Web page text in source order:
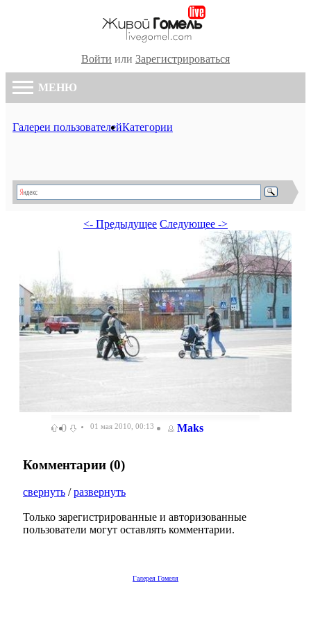
Войти или Зарегистрироваться
МЕНЮ
Галереи пользователейКатегории
<- Предыдущее Следующее ->
0 01 мая 2010, 00:13 Maks
Комментарии (0)
свернуть /развернуть
Только зарегистрированные и авторизованные
пользователи могут оставлять комментарии.
Галерея Гомеля